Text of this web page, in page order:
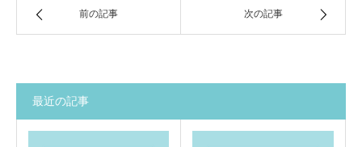
前の記事 次の記事
最近の記事